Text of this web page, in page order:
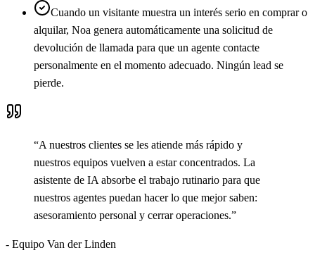
Cuando un visitante muestra un interés serio en comprar o
alquilar, Noa genera automáticamente una solicitud de
devolución de llamada para que un agente contacte
personalmente en el momento adecuado. Ningún lead se
pierde.
“A nuestros clientes se les atiende más rápido y
nuestros equipos vuelven a estar concentrados. La
asistente de IA absorbe el trabajo rutinario para que
nuestros agentes puedan hacer lo que mejor saben:
asesoramiento personal y cerrar operaciones.”
- Equipo Van der Linden